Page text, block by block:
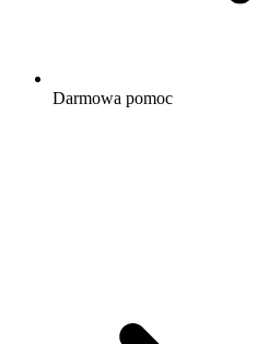
Darmowa pomoc